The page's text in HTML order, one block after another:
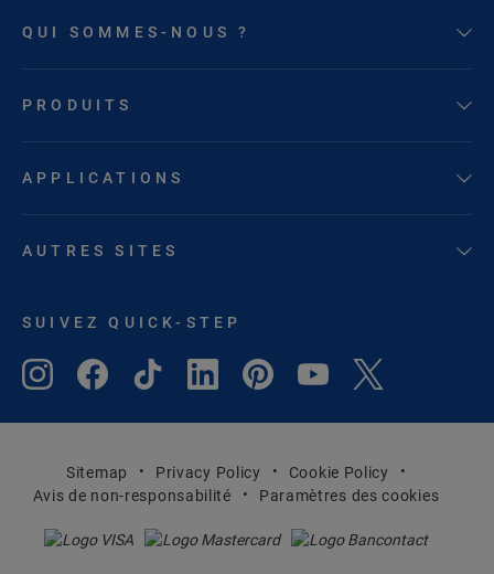
QUI SOMMES-NOUS ?
PRODUITS
APPLICATIONS
AUTRES SITES
SUIVEZ QUICK-STEP
Sitemap Privacy Policy
Cookie Policy
Avis de non-responsabilité
Paramètres des cookies